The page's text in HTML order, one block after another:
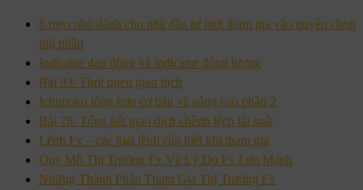
6 mẹo nhỏ dành cho nhà đầu tư mới tham gia vào quyền chọn
nhị phân
Indicator dao động và indicator động lượng
Bài 93: Thói quen giao dịch
Ichimoku tổng hợp cơ bản và nâng cao phần 2
Bài 76: Tổng kết giao dịch chênh lệch lãi suất
Lệnh Fx – các loại lệnh cần biết khi tham gia
Quy Mô Thị Trường Fx Và Lý Do Fx Lớn Mạnh
Những Thành Phần Tham Gia Thị Trường Fx